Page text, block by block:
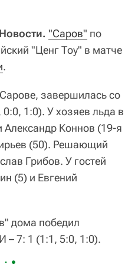
"Саров" по
"Ценг Тоу" в матче
.
завершилась со
1:0). У хозяев льда в
Коннов (19-я
(50). Решающий
Грибов. У гостей
(5) и Евгений
дома победил
7: 1 (1:1, 5:0, 1:0).